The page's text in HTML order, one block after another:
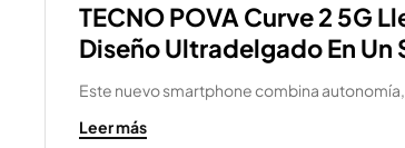
TECNO POVA Curve 2 5G
Diseño Ultradelgado En Un
Este nuevo smartphone combina
Leer más